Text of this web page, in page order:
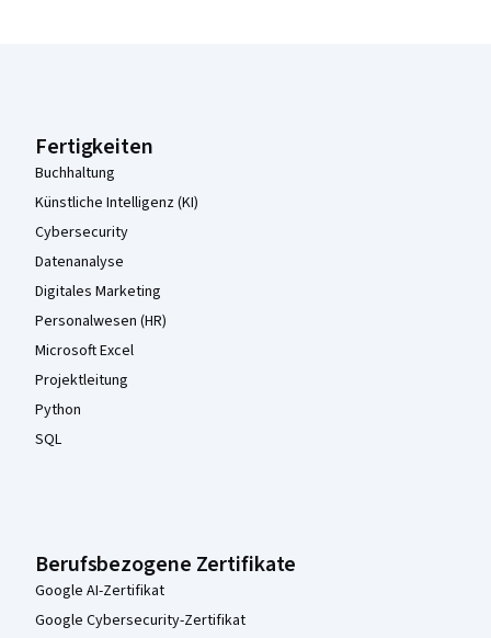
Fertigkeiten
Buchhaltung
Künstliche Intelligenz (KI)
Cybersecurity
Datenanalyse
Digitales Marketing
Personalwesen (HR)
Microsoft Excel
Projektleitung
Python
SQL
Berufsbezogene Zertifikate
Google AI-Zertifikat
Google Cybersecurity-Zertifikat